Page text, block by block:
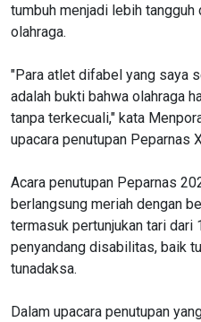
tumbuh menjadi lebih tangguh
olahraga.
"Para atlet difabel yang saya
adalah bukti bahwa olahraga
tanpa terkecuali," kata
upacara penutupan Peparnas
Acara penutupan Peparnas
berlangsung meriah dengan
termasuk pertunjukan tari dari
penyandang disabilitas, baik
tunadaksa.
Dalam upacara penutupan